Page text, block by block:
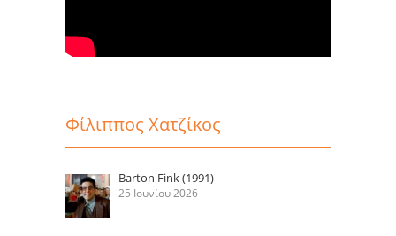
Φίλιππος Χατζίκος
Barton Fink (1991)
25 Ιουνίου 2026